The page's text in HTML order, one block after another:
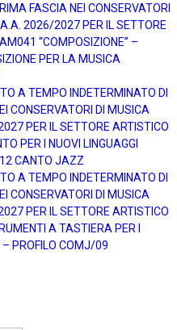
FASCIA NEI CONSERVATORI
2026/2027 PER IL SETTORE
“COMPOSIZIONE” –
PER LA MUSICA
A TEMPO INDETERMINATO DI
CONSERVATORI DI MUSICA
PER IL SETTORE ARTISTICO
PER I NUOVI LINGUAGGI
CANTO JAZZ
A TEMPO INDETERMINATO DI
CONSERVATORI DI MUSICA
PER IL SETTORE ARTISTICO
A TASTIERA PER I
– PROFILO COMJ/09